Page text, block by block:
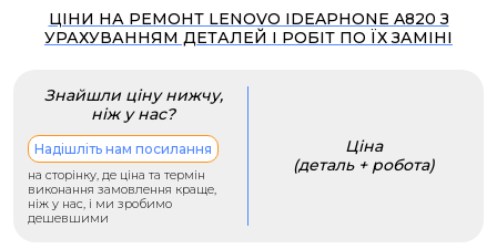
ЦІНИ НА РЕМОНТ LENOVO IDEAPHONE A820 З
УРАХУВАННЯМ ДЕТАЛЕЙ І РОБІТ ПО ЇХ ЗАМІНІ
Знайшли ціну нижчу,
ніж у нас?
Надішліть нам посилання
на сторінку, де ціна та термін
виконання замовлення краще,
ніж у нас, і ми зробимо
дешевшими
Ціна
(деталь + робота)